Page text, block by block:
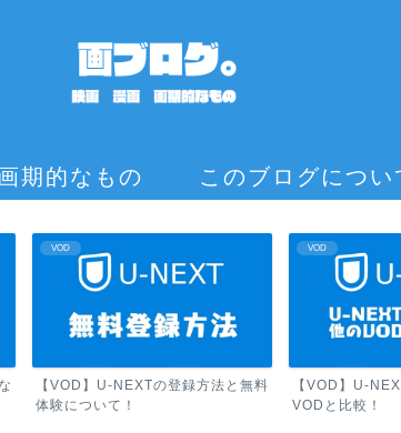
期的なもの このブログについ
VOD
【VOD】U-NEXTの登録方法と無料
体験について！
VOD
【VOD】U-
VODと比較！